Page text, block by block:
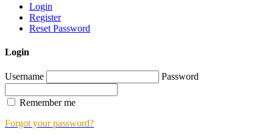
Login
Register
Reset Password
Login
Username Password
Remember me
Forgot your password?